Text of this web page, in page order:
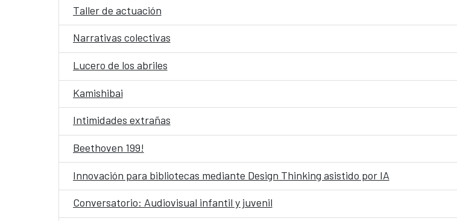
Taller de actuación
Narrativas colectivas
Lucero de los abriles
Kamishibai
Intimidades extrañas
Beethoven 199!
Innovación para bibliotecas mediante Design Thinking asistido por IA
Conversatorio: Audiovisual infantil y juvenil